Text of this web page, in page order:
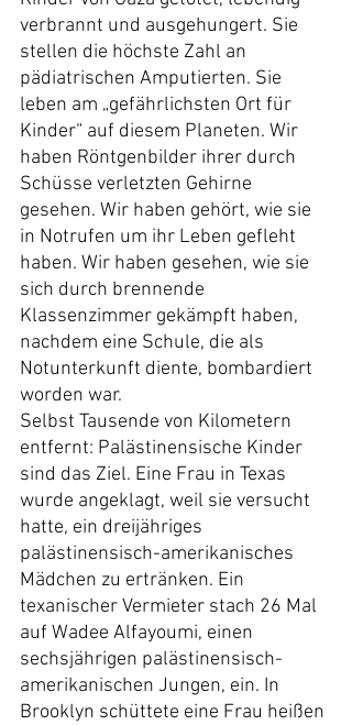
verbrannt und ausgehungert. Sie
stellen die höchste Zahl an
pädiatrischen Amputierten. Sie
leben am „gefährlichsten Ort für
Kinder“ auf diesem Planeten. Wir
haben Röntgenbilder ihrer durch
Schüsse verletzten Gehirne
gesehen. Wir haben gehört, wie sie
in Notrufen um ihr Leben gefleht
haben. Wir haben gesehen, wie sie
sich durch brennende
Klassenzimmer gekämpft haben,
nachdem eine Schule, die als
Notunterkunft diente, bombardiert
worden war.
Selbst Tausende von Kilometern
entfernt: Palästinensische Kinder
sind das Ziel. Eine Frau in Texas
wurde angeklagt, weil sie versucht
hatte, ein dreijähriges
palästinensisch-amerikanisches
Mädchen zu ertränken. Ein
texanischer Vermieter stach 26 Mal
auf Wadee Alfayoumi, einen
sechsjährigen palästinensisch-
amerikanischen Jungen, ein. In
Brooklyn schüttete eine Frau heißen